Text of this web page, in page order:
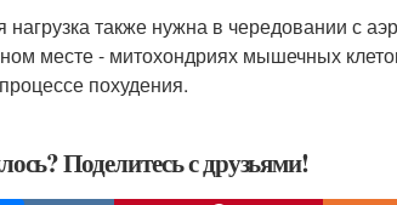
нагрузка также нужна в чередовании с
месте - митохондриях мышечных
похудения.
Поделитесь с друзьями!